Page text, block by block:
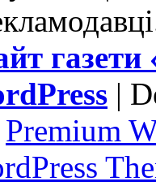
|
Premium